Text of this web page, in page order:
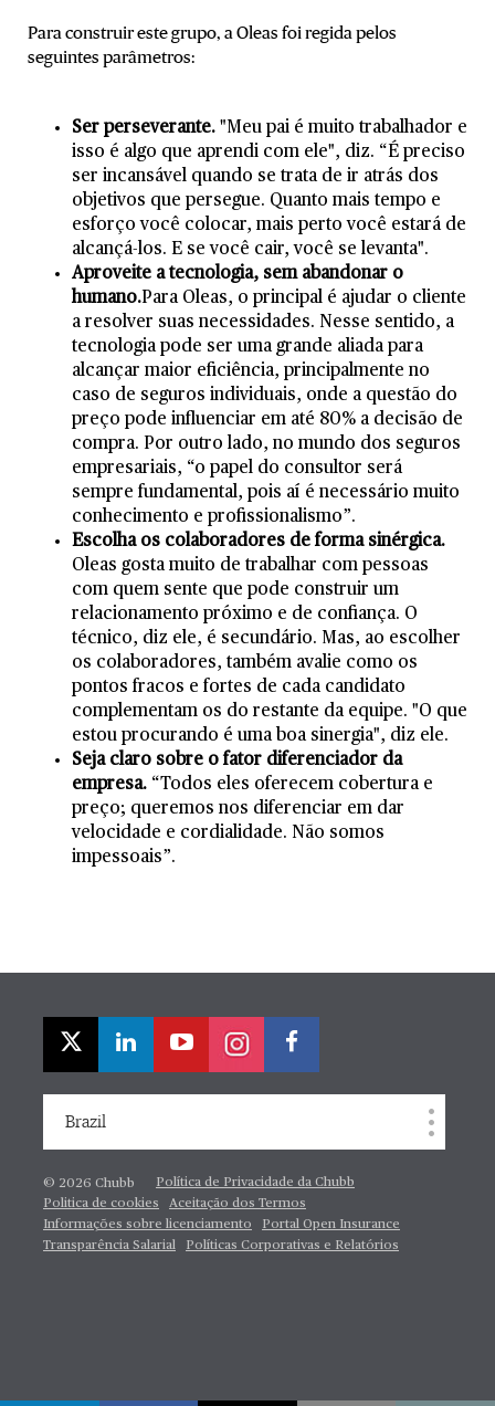
Para construir este grupo, a Oleas foi regida pelos
seguintes parâmetros:
Ser perseverante. "Meu pai é muito trabalhador e
isso é algo que aprendi com ele", diz. “É preciso
ser incansável quando se trata de ir atrás dos
objetivos que persegue. Quanto mais tempo e
esforço você colocar, mais perto você estará de
alcançá-los. E se você cair, você se levanta".
Aproveite a tecnologia, sem abandonar o
humano.Para Oleas, o principal é ajudar o cliente
a resolver suas necessidades. Nesse sentido, a
tecnologia pode ser uma grande aliada para
alcançar maior eficiência, principalmente no
caso de seguros individuais, onde a questão do
preço pode influenciar em até 80% a decisão de
compra. Por outro lado, no mundo dos seguros
empresariais, “o papel do consultor será
sempre fundamental, pois aí é necessário muito
conhecimento e profissionalismo”.
Escolha os colaboradores de forma sinérgica.
Oleas gosta muito de trabalhar com pessoas
com quem sente que pode construir um
relacionamento próximo e de confiança. O
técnico, diz ele, é secundário. Mas, ao escolher
os colaboradores, também avalie como os
pontos fracos e fortes de cada candidato
complementam os do restante da equipe. "O que
estou procurando é uma boa sinergia", diz ele.
Seja claro sobre o fator diferenciador da
empresa. “Todos eles oferecem cobertura e
preço; queremos nos diferenciar em dar
velocidade e cordialidade. Não somos
impessoais”.
Brazil
© 2026 Chubb
Política de Privacidade da Chubb
Politica de cookies
Aceitação dos Termos
Informações sobre licenciamento
Portal Open Insurance
Transparência Salarial
Políticas Corporativas e Relatórios